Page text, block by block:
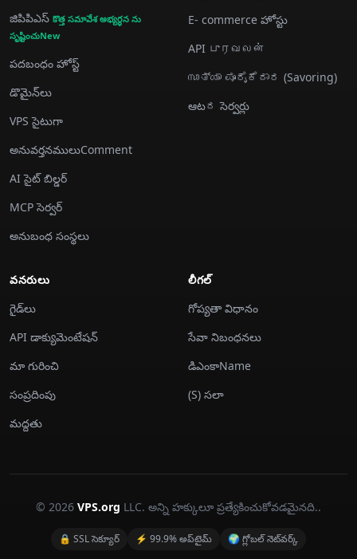
జిపిపిఎస్ కొత్త సమావేశ అభ్యర్థన ను
సృష్టించుNew
పదబంధం హోస్ట్
డొమైన్‌లు
VPS సైటుగా
అనువర్తనములుComment
AI సైట్ బిల్డర్
MCP సెర్వర్
అనుబంధ సంస్థలు
E- commerce హోస్టు
API புரவலன்
സാತ್ಯಾ ಪೂರೈಕೆದಾರ (Savoring)
ఆటದ సెర్వర్లు
వనరులు
గైడ్‌లు
API డాక్యుమెంటేషన్
మా గురించి
సంప్రదింపు
మద్దతు
లీగల్
గోప్యతా విధానం
సేవా నిబంధనలు
డిఎంకాName
(S) సలా
© 2026 VPS.org LLC. అన్ని హక్కులూ ప్రత్యేకించుకోవడమైనది..
🔒 SSL సెక్యూర్ ⚡ 99.9% అప్‌టైమ్ 🌍 గ్లోబల్ నెట్‌వర్క్